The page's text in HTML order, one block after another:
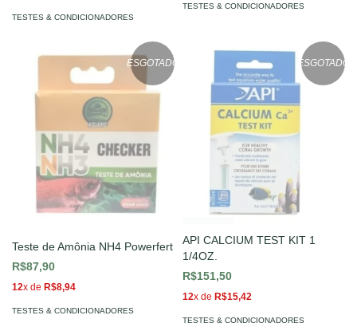
TESTES & CONDICIONADORES
TESTES & CONDICIONADORES
ESGOTADO
Teste de Amônia NH4 Powerfert
R$87,90
12x de R$8,94
TESTES & CONDICIONADORES
ESGOTADO
API CALCIUM TEST KIT 1
1/4OZ.
R$151,50
12x de R$15,42
TESTES & CONDICIONADORES